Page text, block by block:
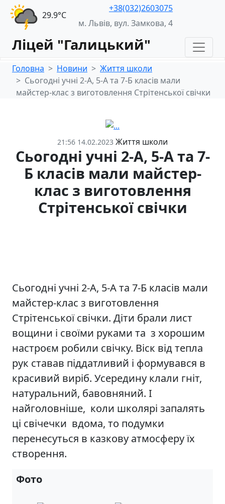
29.9°С
+38(032)2603075
м. Львів, вул. Замкова, 4
Ліцей "Галицький"
Головна Новини
Життя школи
Сьогодні учні 2-А, 5-А та 7-Б класів мали
майстер-клас з виготовлення Стрітенської свічки
21:56 14.02.2023 Життя школи
Сьогодні учні 2-А, 5-А та 7-
Б класів мали майстер-
клас з виготовлення
Стрітенської свічки
Сьогодні учні 2-А, 5-А та 7-Б класів мали
майстер-клас з виготовлення
Стрітенської свічки. Діти брали лист
вощини і своїми руками та з хорошим
настроєм робили свічку. Віск від тепла
рук ставав піддатливий і формувався в
красивий виріб. Усередину клали гніт,
натуральний, бавовняний. І
найголовніше, коли школярі запалять
ці свічечки вдома, то подумки
перенесуться в казкову атмосферу їх
створення.
Фото